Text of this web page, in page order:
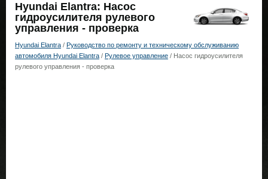
Hyundai Elantra: Насос
гидроусилителя рулевого
управления - проверка
Hyundai Elantra / Руководство по ремонту и техническому обслуживанию
автомобиля Hyundai Elantra / Рулевое управление / Насос гидроусилителя
рулевого управления - проверка